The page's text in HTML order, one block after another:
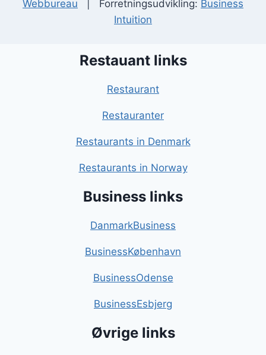
Webbureau | Forretningsudvikling: Business
Intuition
Restauant links
Restaurant
Restauranter
Restaurants in Denmark
Restaurants in Norway
Business links
DanmarkBusiness
BusinessKøbenhavn
BusinessOdense
BusinessEsbjerg
Øvrige links